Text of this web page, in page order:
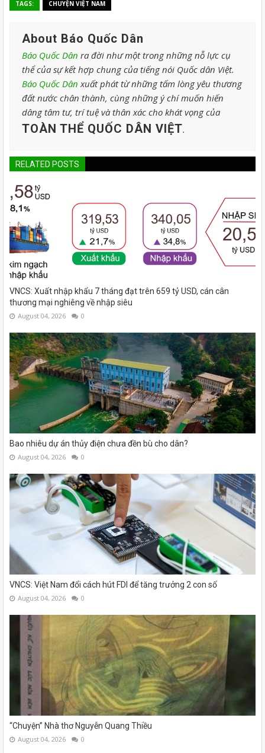
TAGS: CHUYỆN VIỆT NAM
About Báo Quốc Dân
Báo Quốc Dân ra đời như một trong những nỗ lực cụ
thể của sự kết hợp chung của tiếng nói Quốc dân Việt.
Báo Quốc Dân xuất phát từ những tấm lòng yêu thương
đất nước chân thành, cùng những ý chí muốn hiến
dâng tâm tư, trí tuệ và thân xác cho khát vọng của
TOÀN THỂ QUỐC DÂN VIỆT.
RELATED POSTS
VNCS: Xuất nhập khẩu 7 tháng đạt trên 659 tỷ USD, cán cân
thương mại nghiêng về nhập siêu
August 04, 2026 0
Bao nhiêu dự án thủy điện chưa đền bù cho dân?
August 04, 2026 0
VNCS: Việt Nam đổi cách hút FDI để tăng trưởng 2 con số
August 04, 2026 0
“Chuyện” Nhà thơ Nguyễn Quang Thiều
August 04, 2026 0